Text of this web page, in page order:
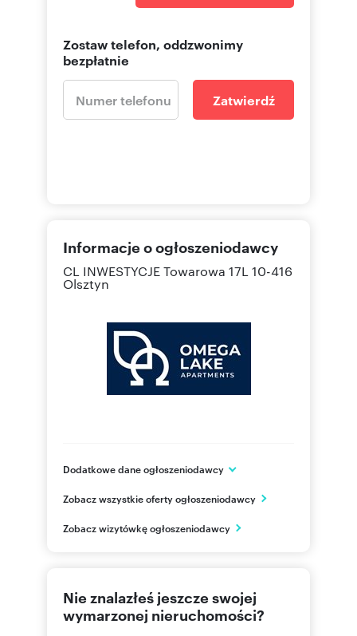
Zostaw telefon, oddzwonimy
bezpłatnie
Zatwierdź
Informacje o ogłoszeniodawcy
CL INWESTYCJETowarowa 17L 10-416
Olsztyn
Dodatkowe dane ogłoszeniodawcy
ul. Towarowa 17L
warmińsko-mazurskie
724 30 Pokaż telefon
Zobacz wszystkie oferty ogłoszeniodawcy
Zobacz wizytówkę ogłoszeniodawcy
Nie znalazłeś jeszcze swojej
wymarzonej nieruchomości?